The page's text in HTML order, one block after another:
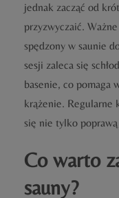
jednak zacząć od
przyzwyczaić.
spędzony w saunie
sesji zaleca się
basenie, co pomaga
krążenie. Regularne
się nie tylko
Co warto
sauny?